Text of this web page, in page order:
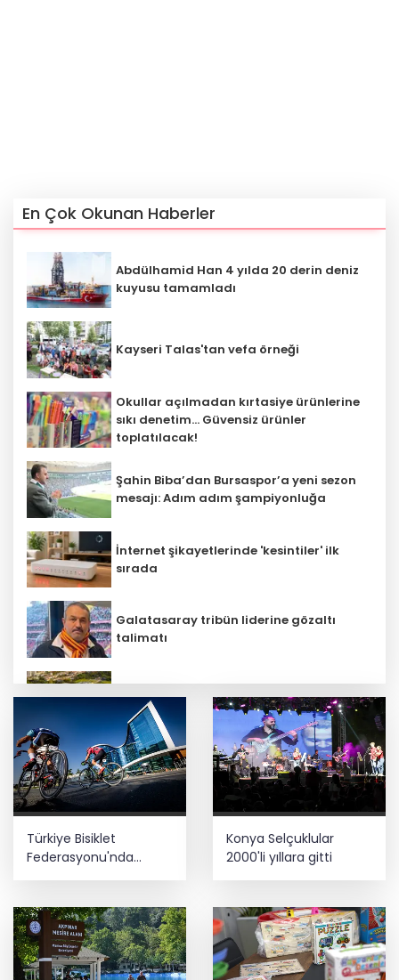
En Çok Okunan Haberler
Abdülhamid Han 4 yılda 20 derin deniz
kuyusu tamamladı
Kayseri Talas'tan vefa örneği
Okullar açılmadan kırtasiye ürünlerine
sıkı denetim... Güvensiz ürünler
toplatılacak!
Şahin Biba’dan Bursaspor’a yeni sezon
mesajı: Adım adım şampiyonluğa
İnternet şikayetlerinde 'kesintiler' ilk
sırada
Galatasaray tribün liderine gözaltı
talimatı
teklifinde gözler Genel Kurul’da
AgroGreen Bursa'da 80 şehir, 13 ülke
ağırlayacak
Şehit aileleri ve gazilere müjde! Teklif
milyon dolar
Türkiye Bisiklet
Federasyonu'nda
Konya Selçuklular
2000'li yıllara gitti